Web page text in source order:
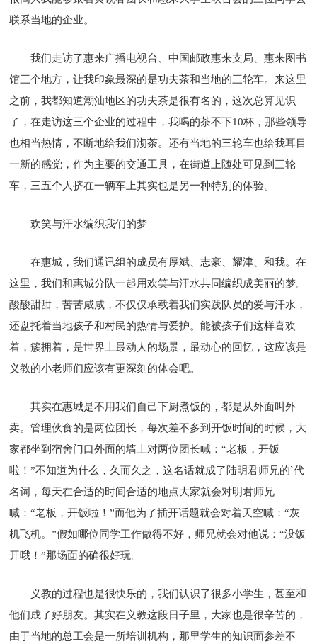
联系当地的企业。
我们走访了惠来广播电视台、中国邮政惠来支局、惠来图书
馆三个地方，让我印象最深的是功夫茶和当地的三轮车。来这里
之前，我都知道潮汕地区的功夫茶是很有名的，这次总算见识
了，在走访这三个企业的过程中，我喝的茶不下10杯，那些领导
也相当热情，不断地给我们沏茶。还有当地的三轮车也给我耳目
一新的感觉，作为主要的交通工具，在街道上随处可见到三轮
车，三五个人挤在一辆车上其实也是另一种特别的体验。
欢笑与汗水编织我们的梦
在惠城，我们通讯组的成员有厚斌、志豪、耀津、和我。在
这里，我们和惠城分队一起用欢笑与汗水共同编织成美丽的梦。
酸酸甜甜，苦苦咸咸，不仅仅承载着我们实践队员的爱与汗水，
还盘托着当地孩子和村民的热情与爱护。能被孩子们这样喜欢
着，簇拥着，是世界上最动人的场景，最动心的回忆，这应该是
义教的小老师们应该有更深刻的体会吧。
其实在惠城是不用我们自己下厨煮饭的，都是从外面叫外
卖。管理伙食的是两位团长，每次差不多到开饭时间的时候，大
家都坐到宿舍门口外面的墙上对两位团长喊：“老板，开饭
啦！”不知道为什么，久而久之，这名话就成了陆明君师兄的`代
名词，每天在合适的时间合适的地点大家就会对明君师兄
喊：“老板，开饭啦！”而他为了插开话题就会对着天空喊：“灰
机飞机。”假如哪位同学工作做得不好，师兄就会对他说：“没饭
开哦！”那场面的确很好玩。
义教的过程也是很快乐的，我们认识了很多小学生，甚至和
他们成了好朋友。其实在义教这段日子里，大家也是很辛苦的，
由于当地的总工会是一所培训机构，那里学生的知识面参差不